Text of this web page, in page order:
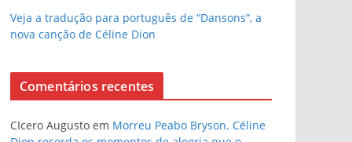
Veja a tradução para português de “Dansons”, a
nova canção de Céline Dion
Comentários recentes
CIcero Augusto em Morreu Peabo Bryson. Céline